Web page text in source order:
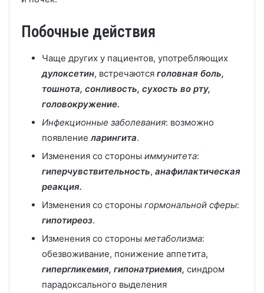
Побочные действия
Чаще других у пациентов, употребляющих
дулоксетин, встречаются головная боль,
тошнота, сонливость, сухость во рту,
головокружение.
Инфекционные заболевания: возможно
появление ларингита.
Изменения со стороны иммунитета:
гиперчувствительность, анафилактическая
реакция.
Изменения со стороны гормональной сферы:
гипотиреоз.
Изменения со стороны метаболизма:
обезвоживание, понижение аппетита,
гипергликемия, гипонатриемия, синдром
парадоксального выделения